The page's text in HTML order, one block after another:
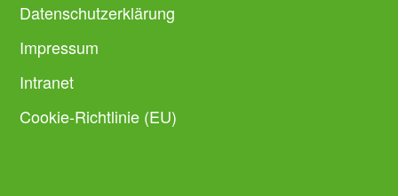
Datenschutzerklärung
Impressum
Intranet
Cookie-Richtlinie (EU)